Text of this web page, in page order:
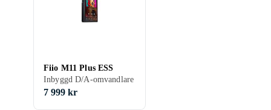
Fiio M11 Plus ESS
Inbyggd D/A-omvandlare
7 999 kr